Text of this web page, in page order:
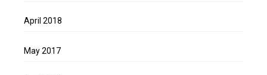
April 2018
May 2017